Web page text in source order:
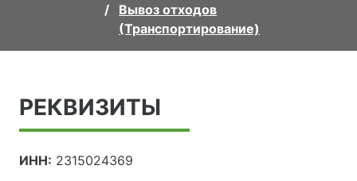
Вывоз отходов
(Транспортирование)
РЕКВИЗИТЫ
ИНН: 2315024369